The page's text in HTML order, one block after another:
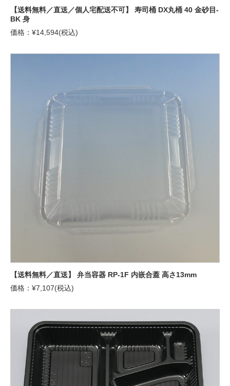
【送料無料／直送／個人宅配送不可】 寿司桶 DX丸桶 40 金砂目-
BK 身
価格：¥14,594(税込)
【送料無料／直送】 弁当容器 RP-1F 内嵌合蓋 高さ13mm
価格：¥7,107(税込)